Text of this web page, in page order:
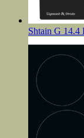
Shtain G 14.4